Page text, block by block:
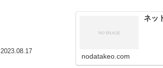
2023.08.17
ネッ
nodatakeo.com